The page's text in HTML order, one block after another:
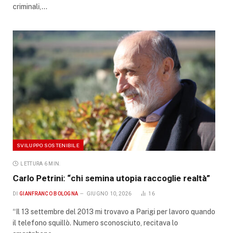
criminali,…
SVILUPPO SOSTENIBILE
LETTURA 6 MIN.
Carlo Petrini: “chi semina utopia raccoglie realtà”
DI GIANFRANCO BOLOGNA GIUGNO 10, 2026 16
“Il 13 settembre del 2013 mi trovavo a Parigi per lavoro quando
il telefono squillò. Numero sconosciuto, recitava lo